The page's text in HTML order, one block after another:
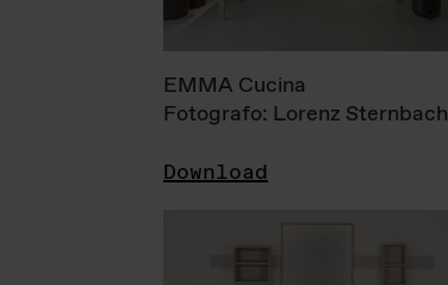
EMMA Cucina
Fotografo: Lorenz Sternbach
Download